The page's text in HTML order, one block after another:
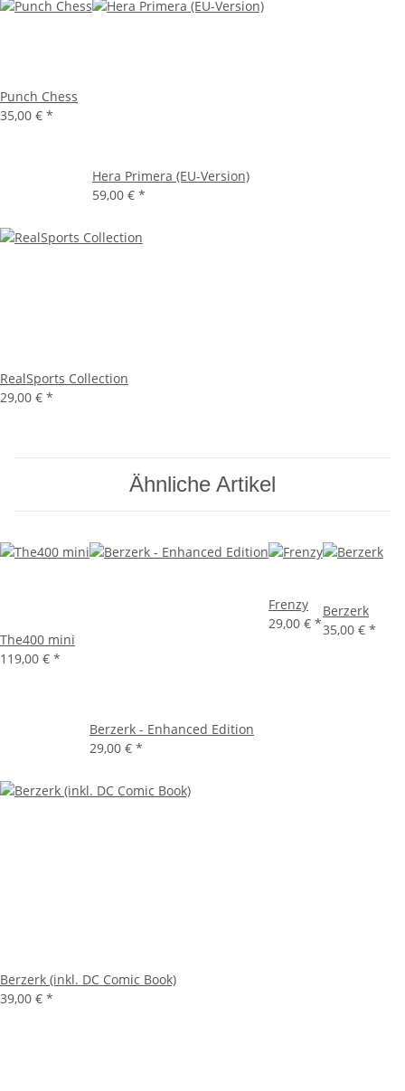
Punch Chess
35,00 € *
Hera Primera (EU-Version)
59,00 € *
RealSports Collection
29,00 € *
Ähnliche Artikel
The400 mini
119,00 € *
Berzerk - Enhanced Edition
29,00 € *
Frenzy
29,00 € *
Berzerk
35,00 € *
Berzerk (inkl. DC Comic Book)
39,00 € *